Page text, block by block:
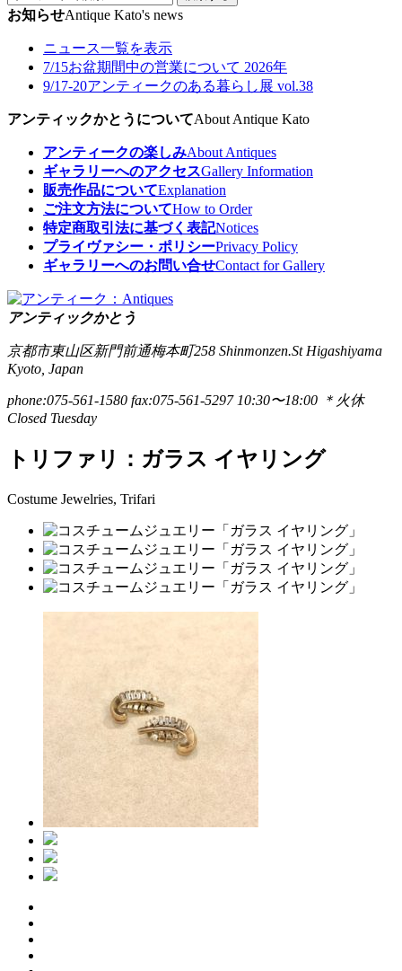
お知らせAntique Kato's news
ニュース一覧を表示
7/15お盆期間中の営業について 2026年
9/17-20アンティークのある暮らし展 vol.38
アンティックかとうについてAbout Antique Kato
アンティークの楽しみAbout Antiques
ギャラリーへのアクセスGallery Information
販売作品についてExplanation
ご注文方法についてHow to Order
特定商取引法に基づく表記Notices
プライヴァシー・ポリシーPrivacy Policy
ギャラリーへのお問い合せContact for Gallery
アンティックかとう
京都市東山区新門前通梅本町258 Shinmonzen.St Higashiyama
Kyoto, Japan
phone:075-561-1580 fax:075-561-5297 10:30〜18:00 ＊火休
Closed Tuesday
トリファリ：ガラス イヤリング
Costume Jewelries, Trifari